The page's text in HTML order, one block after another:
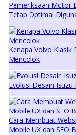
Pemeriksaan Motor
Tetap Optimal
Kenapa Volvo Klasik
Mencolok
Evolusi Desain
Cara Membuat
Mobile UX dan SEO